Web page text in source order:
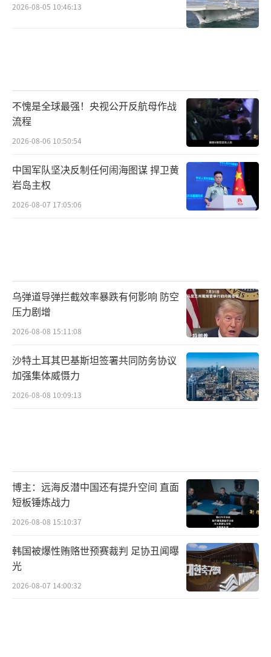
2026-08-05 10:46:13
不愧是全球最强！央视公开反航母作战
流程
2026-08-06 10:50:54
中国军队坚决反制任何闹海图谋 捍卫黄
岩岛主权
2026-08-07 17:05:06
乌弹道导弹拦截效率暴跌有何影响 防空
压力剧增
2026-08-08 15:11:08
沙特土耳其巴基斯坦签署共同防务协议
加强集体威慑力
2026-08-08 10:09:13
博主：远海反潜中国还有提升空间 直面
短板锤炼战力
2026-08-08 15:10:37
韩国被爆性贿赂世预赛裁判 足协丑闻曝
光
2026-08-07 14:00:32